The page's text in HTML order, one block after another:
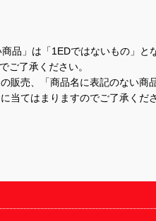
品」は「1EDではないもの」と
ご了承ください。
販売、「商品名に表記のない商
てはまりますのでご了承くださ